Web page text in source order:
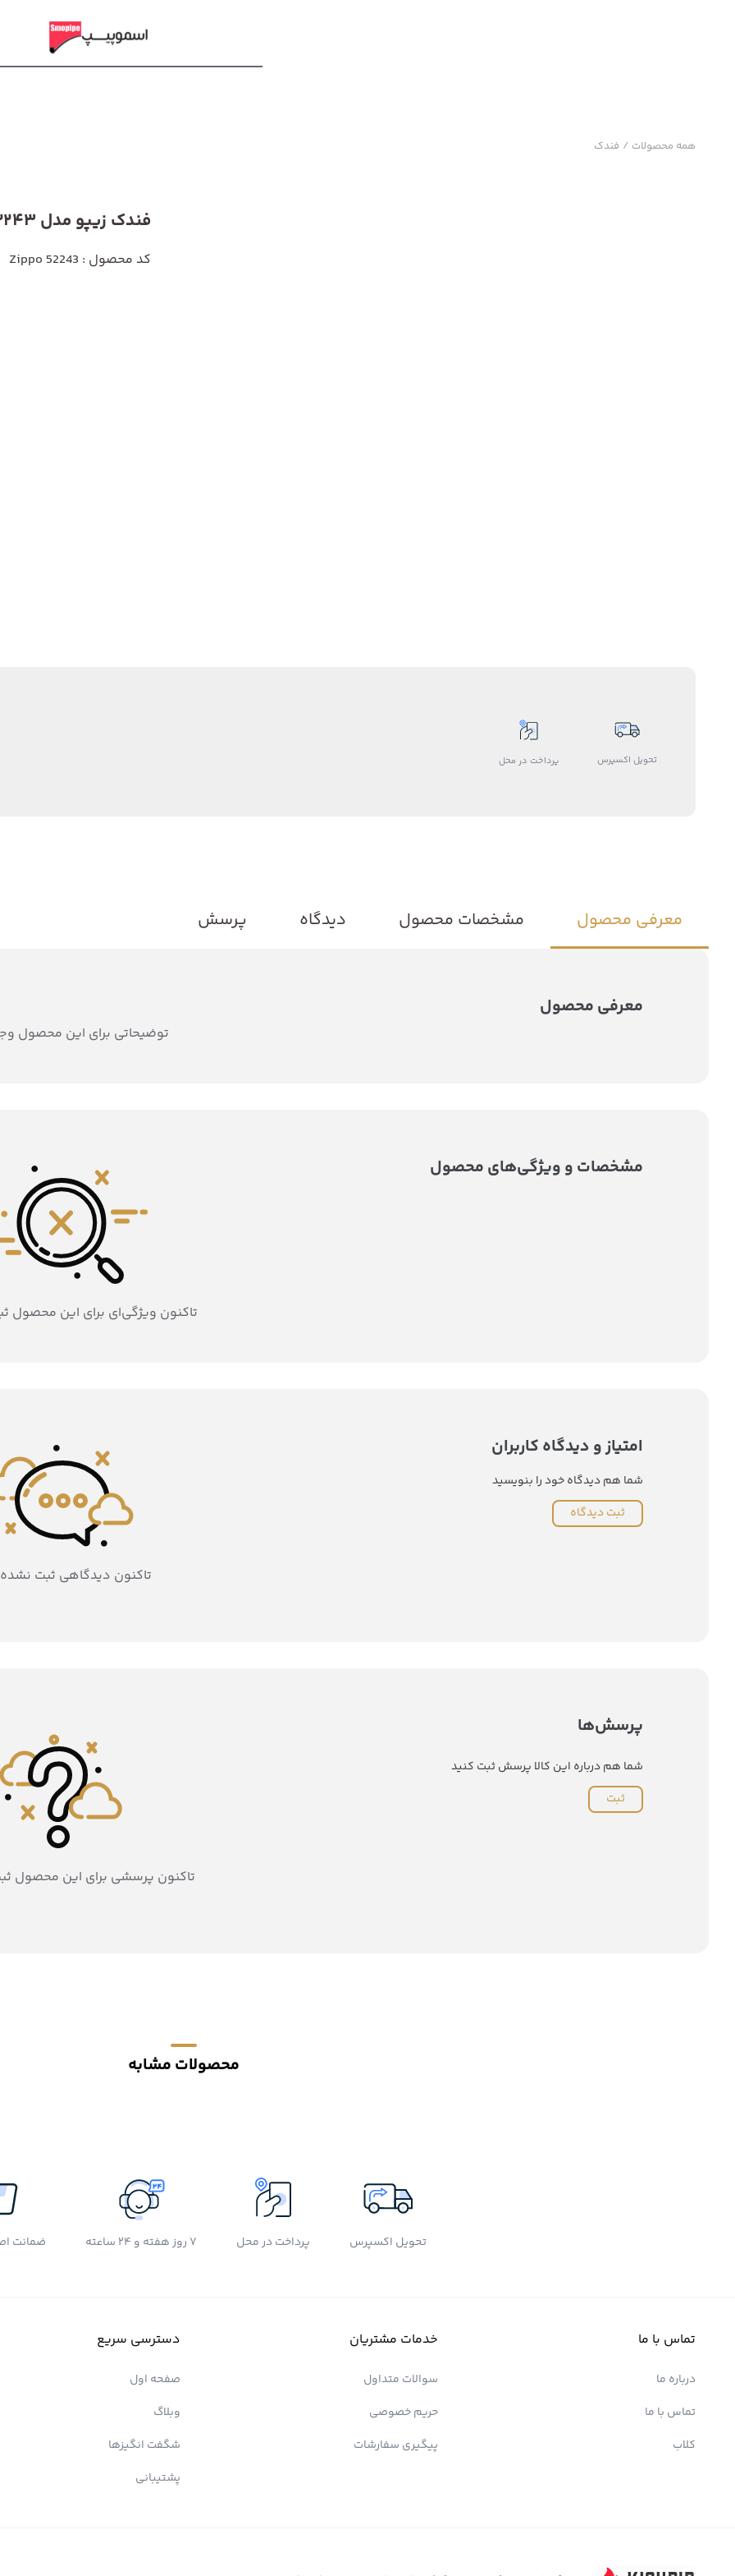
همه محصولات / فندک
فندک زیپو مدل 52243
کد محصول : Zippo 52243
تحویل اکسپرس پرداخت در محل
معرفی محصول مشخصات محصول دیدگاه پرسش
معرفی محصول
توضیحاتی برای این محصول
مشخصات و ویژگی‌های محصول
تاکنون ویژگی‌ای برای این
امتیاز و دیدگاه کاربران
شما هم دیدگاه خود را بنویسید
ثبت دیدگاه
تاکنون دیدگاهی ثبت
پرسش‌ها
شما هم درباره این کالا پرسش ثبت کنید
ثبت
تاکنون پرسشی برای این محصول
محصولات مشابه
تحویل اکسپرس پرداخت در محل 7 روز هفته و 24 ساعته ضمانت
تماس با ما
درباره ما
تماس با ما
کلاب
خدمات مشتریان
سوالات متداول
حریم خصوصی
پیگیری سفارشات
دسترسی سریع
صفحه اول
وبلاگ
شگفت انگیزها
پشتیبانی